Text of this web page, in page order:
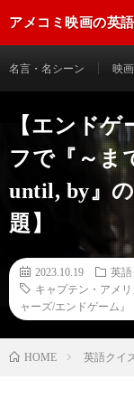
アメコミ映画の英
名言・名シーン 映
【エンド
フで『～ま
until, by』
題】
2023.10.19
英
キャプテン・アメリ
ャーズ/エンドゲーム』
HOME 英語クイ